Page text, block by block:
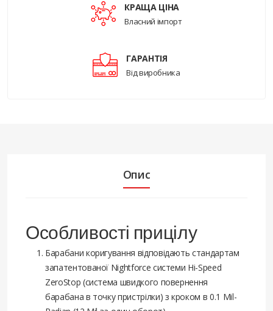
КРАЩА ЦІНА
Власний імпорт
ГАРАНТІЯ
Від виробника
Опис
Особливості прицілу
Барабани коригування відповідають стандартам
запатентованої Nightforce системи Hi-Speed
ZeroStop (система швидкого повернення
барабана в точку пристрілки) з кроком в 0.1 Mil-